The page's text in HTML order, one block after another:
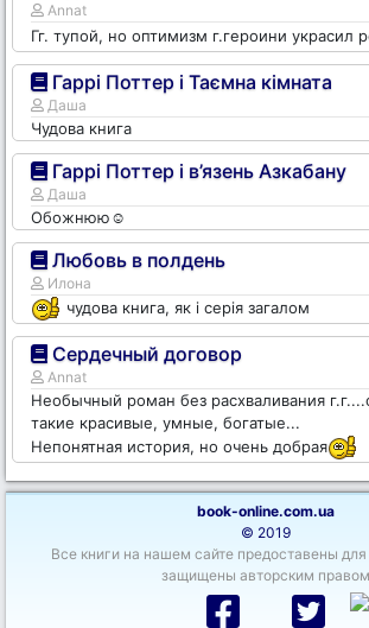
Annat
Гг. тупой, но оптимизм г.героини украсил
Гаррі Поттер і Таємна кімната
Даша
Чудова книга
Гаррі Поттер і в’язень Азкабану
Даша
Обожнюю☺️
Любовь в полдень
Илона
чудова книга, як і серія загалом
Сердечный договор
Annat
Необычный роман без расхваливания
такие красивые, умные, богатые...
Непонятная история, но очень добрая
book-online.com.ua
© 2019
Все книги на нашем сайте предоставены
защищены авторским правом